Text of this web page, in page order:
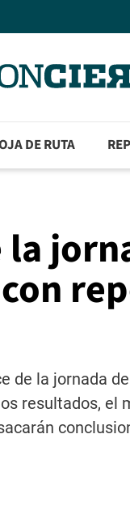
DE RUTA
de la jornada
resultados, el